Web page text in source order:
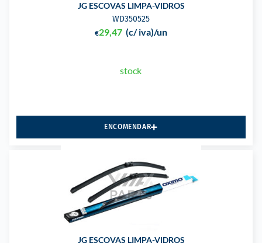
JG ESCOVAS LIMPA-VIDROS
WD350525
€29,47 (c/ iva)/un
stock
ENCOMENDAR
JG ESCOVAS LIMPA-VIDROS